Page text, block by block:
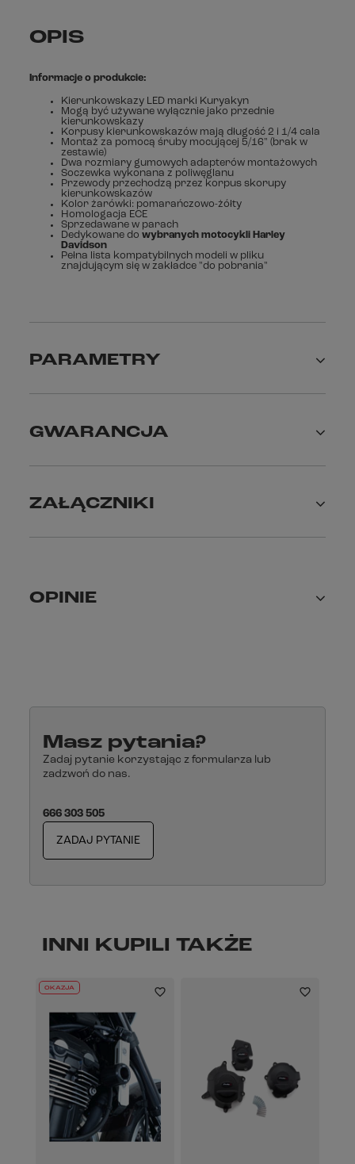
OPIS
Informacje o produkcie:
Kierunkowskazy LED marki Kuryakyn
Mogą być używane wyłącznie jako przednie
kierunkowskazy
Korpusy kierunkowskazów mają długość 2 i 1/4 cala
Montaż za pomocą śruby mocującej 5/16" (brak w
zestawie)
Dwa rozmiary gumowych adapterów montażowych
Soczewka wykonana z poliwęglanu
Przewody przechodzą przez korpus skorupy
kierunkowskazów
Kolor żarówki: pomarańczowo-żółty
Homologacja ECE
Sprzedawane w parach
Dedykowane do wybranych motocykli Harley
Davidson
Pełna lista kompatybilnych modeli w pliku
znajdującym się w zakładce "do pobrania"
PARAMETRY
GWARANCJA
ZAŁĄCZNIKI
OPINIE
Masz pytania?
Zadaj pytanie korzystając z formularza lub
zadzwoń do nas.
666 303 505
ZADAJ PYTANIE
INNI KUPILI TAKŻE
OKAZJA